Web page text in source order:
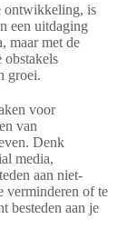
ontwikkeling, is
een uitdaging
maar met de
obstakels
groei.
voor
van
Denk
media,
aan niet-
verminderen of te
besteden aan je